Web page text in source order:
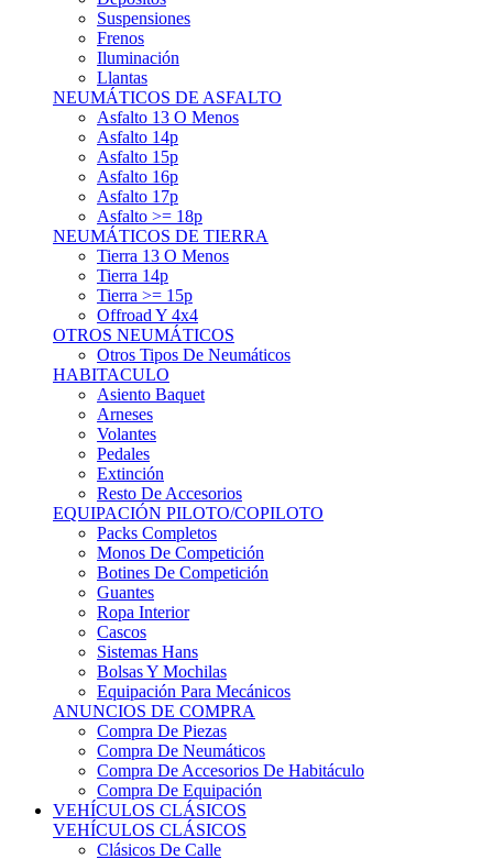
Frenos
Iluminación
Llantas
NEUMÁTICOS DE ASFALTO
Asfalto 13 O Menos
Asfalto 14p
Asfalto 15p
Asfalto 16p
Asfalto 17p
Asfalto >= 18p
NEUMÁTICOS DE TIERRA
Tierra 13 O Menos
Tierra 14p
Tierra >= 15p
Offroad Y 4x4
OTROS NEUMÁTICOS
Otros Tipos De Neumáticos
HABITACULO
Asiento Baquet
Arneses
Volantes
Pedales
Extinción
Resto De Accesorios
EQUIPACIÓN PILOTO/COPILOTO
Packs Completos
Monos De Competición
Botines De Competición
Guantes
Ropa Interior
Cascos
Sistemas Hans
Bolsas Y Mochilas
Equipación Para Mecánicos
ANUNCIOS DE COMPRA
Compra De Piezas
Compra De Neumáticos
Compra De Accesorios De Habitáculo
Compra De Equipación
VEHÍCULOS CLÁSICOS
VEHÍCULOS CLÁSICOS
Clásicos De Calle
Clásicos De Competición